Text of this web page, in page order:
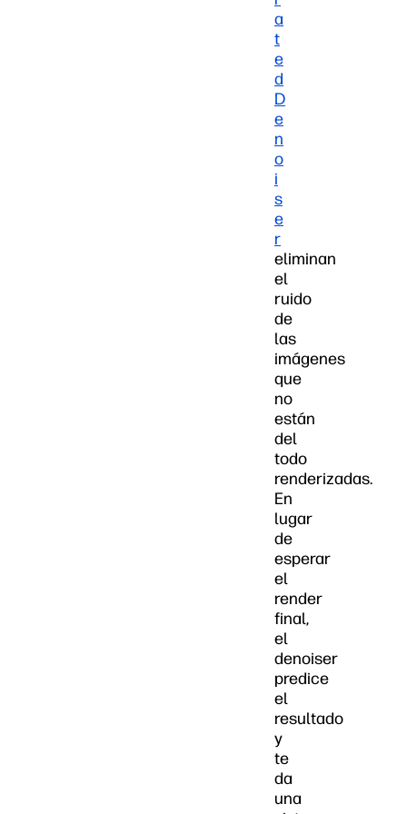
a
t
e
d
D
e
n
o
i
s
e
r
eliminan
el
ruido
de
las
imágenes
que
no
están
del
todo
renderizadas.
En
lugar
de
esperar
el
render
final,
el
denoiser
predice
el
resultado
y
te
da
una